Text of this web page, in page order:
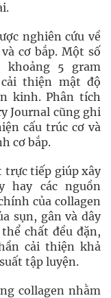
nghiên cứu về
cơ bắp. Một số
5 gram
thiện mật độ
kinh. Phân tích
Journal cũng ghi
cấu trúc cơ và
cơ bắp.
trực tiếp giúp xây
hay các nguồn
của collagen
sụn, gân và dây
chất đều đặn,
cải thiện khả
tập luyện.
collagen nhằm